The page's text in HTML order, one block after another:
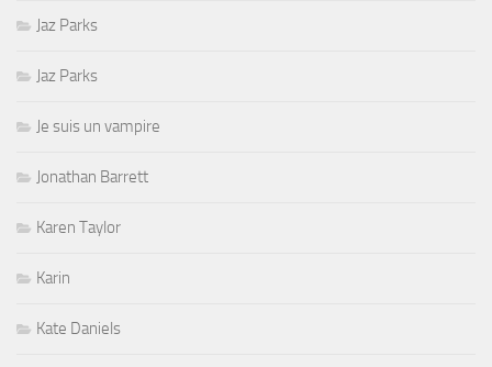
Jaz Parks
Jaz Parks
Je suis un vampire
Jonathan Barrett
Karen Taylor
Karin
Kate Daniels